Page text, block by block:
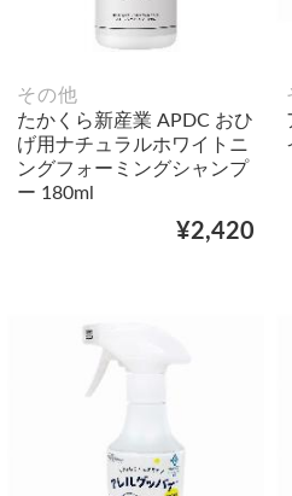
その他
たかくら新産業 APDC おひ
げ用ナチュラルホワイトニ
ングフォーミングシャンプ
ー 180ml
¥2,420